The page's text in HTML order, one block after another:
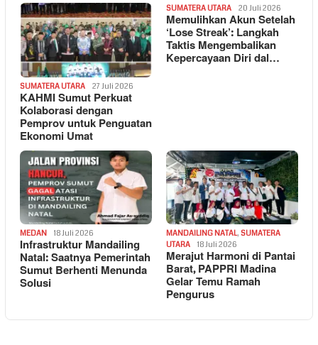
SUMATERA UTARA 27 Juli 2026
KAHMI Sumut Perkuat
Kolaborasi dengan
Pemprov untuk Penguatan
Ekonomi Umat
SUMATERA UTARA 20 Juli 2026
Memulihkan Akun Setelah
‘Lose Streak’: Langkah
Taktis Mengembalikan
Kepercayaan Diri dal…
MEDAN 18 Juli 2026
Infrastruktur Mandailing
Natal: Saatnya Pemerintah
Sumut Berhenti Menunda
Solusi
MANDAILING NATAL, SUMATERA
UTARA
18 Juli 2026
Merajut Harmoni di Pantai
Barat, PAPPRI Madina
Gelar Temu Ramah
Pengurus